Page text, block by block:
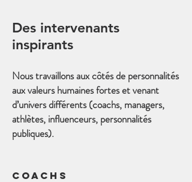
Des intervenants
inspirants
Nous travaillons aux côtés de personnalités
aux valeurs humaines fortes et venant
d’univers différents (coachs, managers,
athlètes, influenceurs, personnalités
publiques).
COACHS